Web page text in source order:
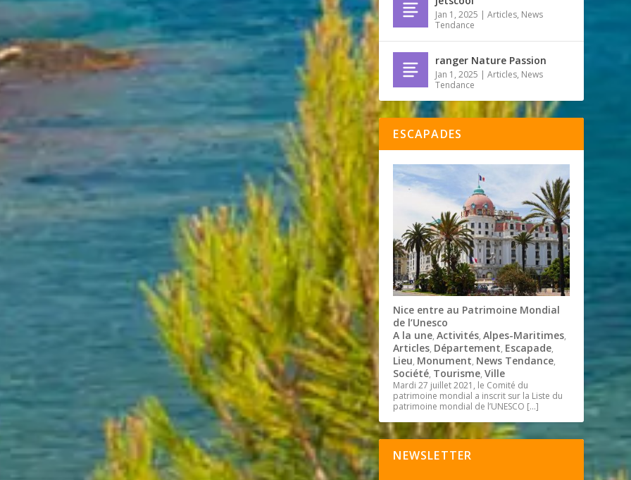
Jan 1, 2025 |Articles, News
Tendance
ranger Nature Passion
Jan 1, 2025 |Articles, News
Tendance
ESCAPADES
Nice entre au Patrimoine Mondial
de l’Unesco
A la une,Activités,Alpes-Maritimes,
Articles, Département, Escapade,
Lieu, Monument, News Tendance,
Société, Tourisme,Ville
Mardi 27 juillet 2021, le Comité du
patrimoine mondial a inscrit sur la Liste du
patrimoine mondial de l’UNESCO […]
NEWSLETTER